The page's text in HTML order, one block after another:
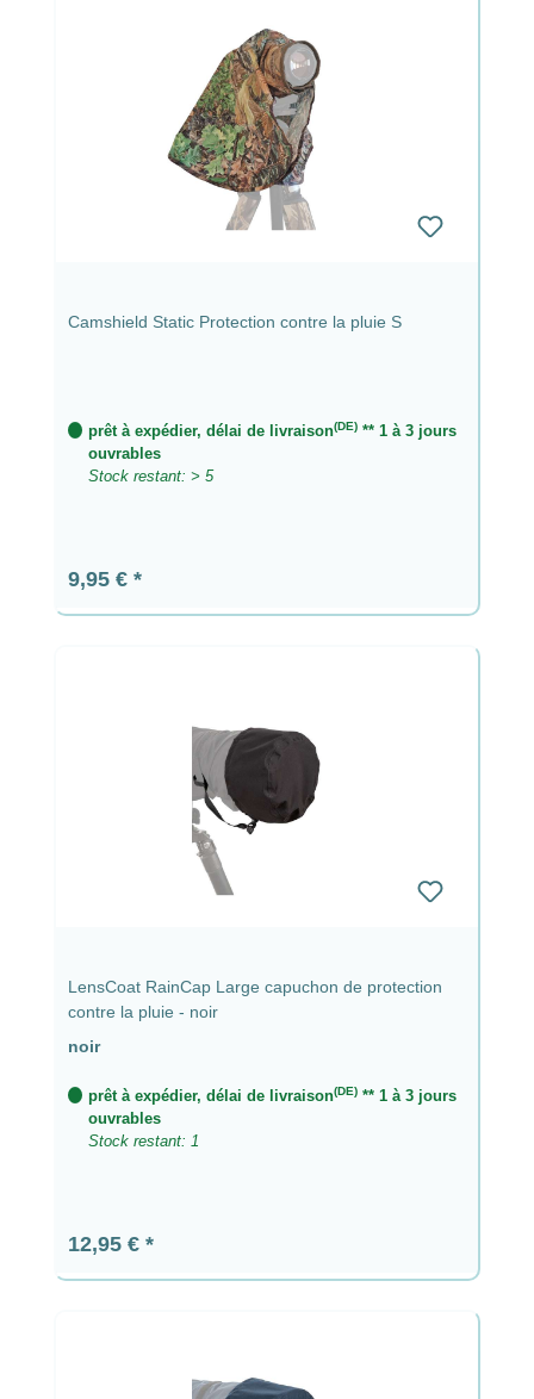
Camshield Static Protection contre la pluie S
prêt à expédier, délai de livraison(DE)** 1 à 3 jours
ouvrables
Stock restant: > 5
Prix régulier :
9,95 €
LensCoat RainCap Large capuchon de protection
contre la pluie - noir
noir
prêt à expédier, délai de livraison(DE)** 1 à 3 jours
ouvrables
Stock restant: 1
Prix régulier :
12,95 €